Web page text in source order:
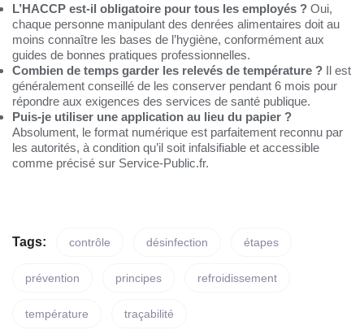
L’HACCP est-il obligatoire pour tous les employés ? Oui,
chaque personne manipulant des denrées alimentaires doit au
moins connaître les bases de l’hygiène, conformément aux
guides de bonnes pratiques professionnelles.
Combien de temps garder les relevés de température ? Il est
généralement conseillé de les conserver pendant 6 mois pour
répondre aux exigences des services de santé publique.
Puis-je utiliser une application au lieu du papier ?
Absolument, le format numérique est parfaitement reconnu par
les autorités, à condition qu’il soit infalsifiable et accessible
comme précisé sur Service-Public.fr.
Tags: contrôle désinfection étapes
prévention principes refroidissement
température traçabilité